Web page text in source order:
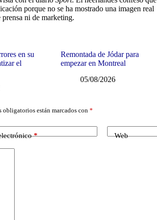
porque no se ha mostrado una imagen real
ni de marketing.
en su
el
Remontada de Jódar para
empezar en Montreal
05/08/2026
obligatorios están marcados con *
* Web